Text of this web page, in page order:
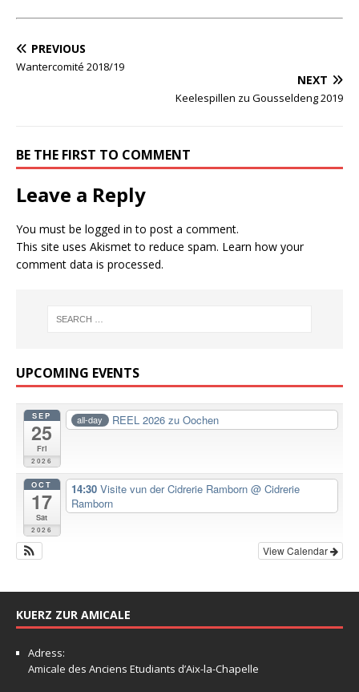
PREVIOUS
Wantercomité 2018/19
NEXT
Keelespillen zu Gousseldeng 2019
BE THE FIRST TO COMMENT
Leave a Reply
You must be logged in to post a comment.
This site uses Akismet to reduce spam. Learn how your
comment data is processed.
UPCOMING EVENTS
SEP
25
Fri
2026
all-day REEL 2026 zu Oochen
OCT
17
Sat
2026
14:30 Visite vun der Cidrerie Ramborn @ Cidrerie
Ramborn
View Calendar
KUERZ ZUR AMICALE
Adress:
Amicale des Anciens Etudiants d’Aix-la-Chapelle